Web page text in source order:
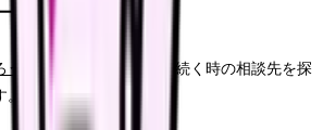
次情報
よこころ」
：つらさが続く時の相談先を探